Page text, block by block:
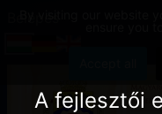
A fejlesztői